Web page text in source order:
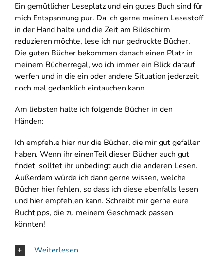
Ein gemütlicher Leseplatz und ein gutes Buch sind für
mich Entspannung pur. Da ich gerne meinen Lesestoff
in der Hand halte und die Zeit am Bildschirm
reduzieren möchte, lese ich nur gedruckte Bücher.
Die guten Bücher bekommen danach einen Platz in
meinem Bücherregal, wo ich immer ein Blick darauf
werfen und in die ein oder andere Situation jederzeit
noch mal gedanklich eintauchen kann.
Am liebsten halte ich folgende Bücher in den
Händen:
Ich empfehle hier nur die Bücher, die mir gut gefallen
haben. Wenn ihr einenTeil dieser Bücher auch gut
findet, solltet ihr unbedingt auch die anderen Lesen.
Außerdem würde ich dann gerne wissen, welche
Bücher hier fehlen, so dass ich diese ebenfalls lesen
und hier empfehlen kann. Schreibt mir gerne eure
Buchtipps, die zu meinem Geschmack passen
könnten!
Weiterlesen ...